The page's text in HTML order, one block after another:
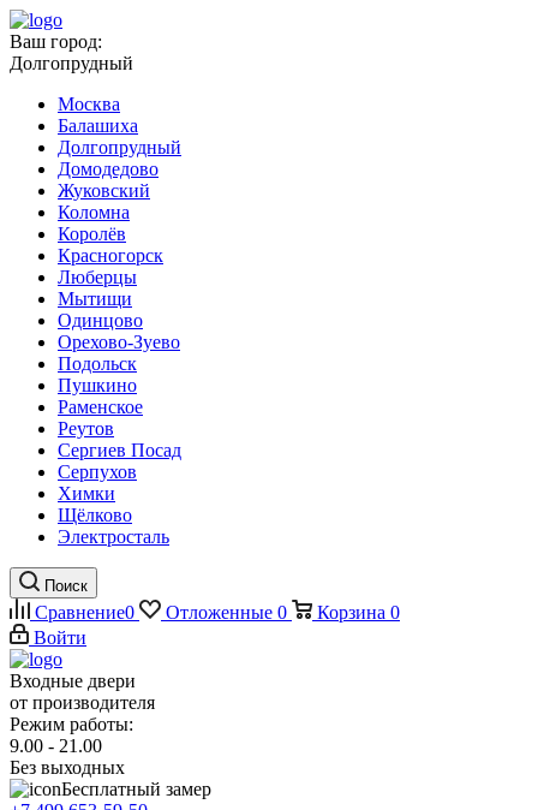
Ваш город:
Долгопрудный
Москва
Балашиха
Долгопрудный
Домодедово
Жуковский
Коломна
Королёв
Красногорск
Люберцы
Мытищи
Одинцово
Орехово-Зуево
Подольск
Пушкино
Раменское
Реутов
Сергиев Посад
Серпухов
Химки
Щёлково
Электросталь
Поиск
Сравнение0 Отложенные 0 Корзина 0
Войти
Входные двери
от производителя
Режим работы:
9.00 - 21.00
Без выходных
Бесплатный замер